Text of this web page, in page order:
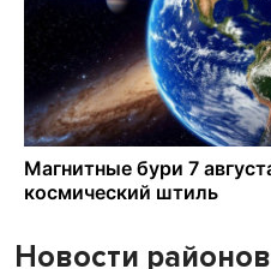
Новости районов